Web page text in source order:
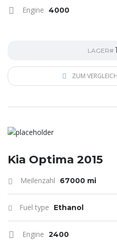
Engine 4000
LAGER#
ZUM
Kia Optima 2015
Meilenzahl 67000 mi
Fuel type Ethanol
Engine 2400